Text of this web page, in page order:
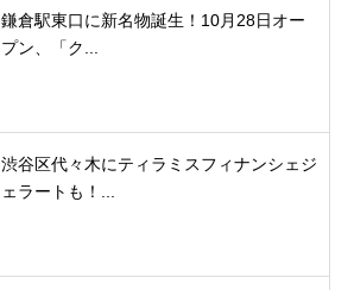
鎌倉駅東口に新名物誕生！10月28日オー
プン、「ク...
渋谷区代々木にティラミスフィナンシェジ
ェラートも！...